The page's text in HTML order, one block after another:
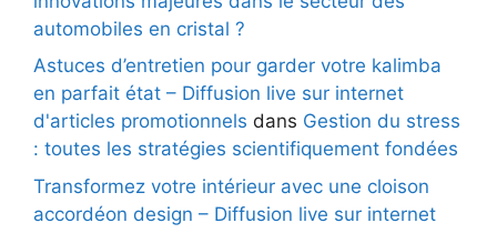
automobiles en cristal ?
Astuces d’entretien pour garder votre kalimba
en parfait état – Diffusion live sur internet
d'articles promotionnels dans Gestion du stress
: toutes les stratégies scientifiquement fondées
Transformez votre intérieur avec une cloison
accordéon design – Diffusion live sur internet